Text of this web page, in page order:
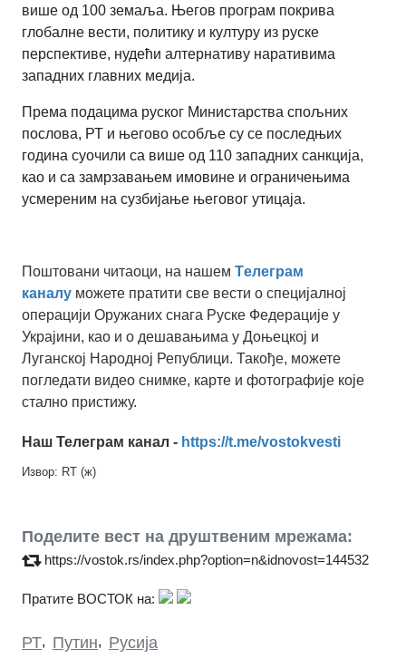
више од 100 земаља. Његов програм покрива
глобалне вести, политику и културу из руске
перспективе, нудећи алтернативу наративима
западних главних медија.
Према подацима руског Министарства спољних
послова, РТ и његово особље су се последњих
година суочили са више од 110 западних санкција,
као и са замрзавањем имовине и ограничењима
усмереним на сузбијање његовог утицаја.
Поштовани читаоци, на нашем Tелеграм
каналу можете пратити све вести о специјалној
операцији Оружаних снага Руске Федерације у
Украјини, као и о дешавањима у Доњецкој и
Луганској Народној Републици. Такође, можете
погледати видео снимке, карте и фотографије које
стално пристижу.
Наш Телеграм канал - https://t.me/vostokvesti
Извор: RT (ж)
Поделите вест на друштвеним мрежама:
https://vostok.rs/index.php?option=n&idnovost=144532
Пратите ВОСТОК на:
РТ, Путин, Русија